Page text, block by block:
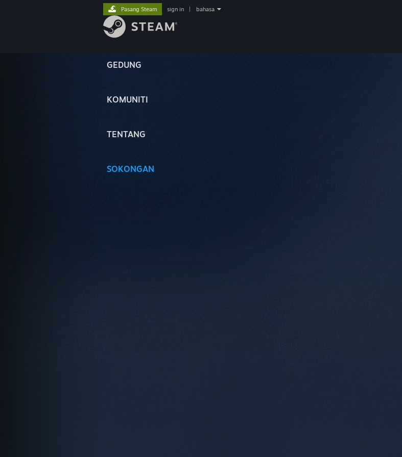
GEDUNG
KOMUNITI
TENTANG
SOKONGAN
Pasang Steam sign in bahasa